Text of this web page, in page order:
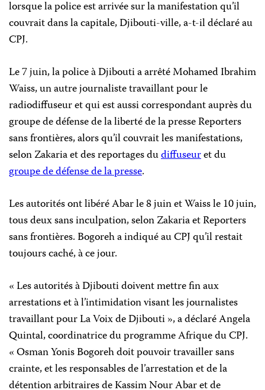
lorsque la police est arrivée sur la manifestation qu’il
couvrait dans la capitale, Djibouti-ville, a-t-il déclaré au
CPJ.
Le 7 juin, la police à Djibouti a arrêté Mohamed Ibrahim
Waiss, un autre journaliste travaillant pour le
radiodiffuseur et qui est aussi correspondant auprès du
groupe de défense de la liberté de la presse Reporters
sans frontières, alors qu’il couvrait les manifestations,
selon Zakaria et des reportages dudiffuseuret du
groupe de défense de la presse.
Les autorités ont libéré Abar le 8 juin et Waiss le 10 juin,
tous deux sans inculpation, selon Zakaria et Reporters
sans frontières. Bogoreh a indiqué au CPJ qu’il restait
toujours caché, à ce jour.
« Les autorités à Djibouti doivent mettre fin aux
arrestations et à l’intimidation visant les journalistes
travaillant pour La Voix de Djibouti », a déclaré Angela
Quintal, coordinatrice du programme Afrique du CPJ.
« Osman Yonis Bogoreh doit pouvoir travailler sans
crainte, et les responsables de l’arrestation et de la
détention arbitraires de Kassim Nour Abar et de